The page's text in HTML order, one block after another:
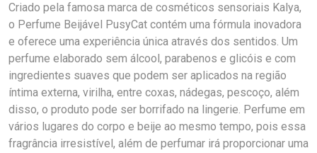
Criado pela famosa marca de cosméticos sensoriais Kalya,
o Perfume Beijável PusyCat contém uma fórmula inovadora
e oferece uma experiência única através dos sentidos. Um
perfume elaborado sem álcool, parabenos e glicóis e com
ingredientes suaves que podem ser aplicados na região
íntima externa, virilha, entre coxas, nádegas, pescoço, além
disso, o produto pode ser borrifado na lingerie. Perfume em
vários lugares do corpo e beije ao mesmo tempo, pois essa
fragrância irresistível, além de perfumar irá proporcionar uma